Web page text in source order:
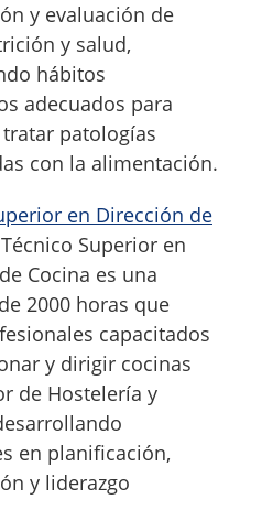
y evaluación de
y salud,
hábitos
adecuados para
patologías
con la alimentación.
en Dirección de
Superior en
Cocina es una
2000 horas que
capacitados
y dirigir cocinas
de Hostelería y
en planificación,
y liderazgo